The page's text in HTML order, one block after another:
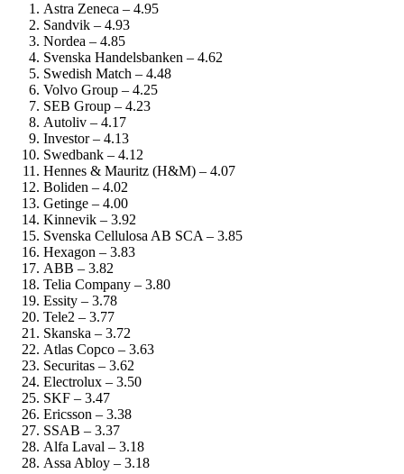
Astra Zeneca – 4.95
Sandvik – 4.93
Nordea – 4.85
Svenska Handelsbanken – 4.62
Swedish Match – 4.48
Volvo Group – 4.25
SEB Group – 4.23
Autoliv – 4.17
Investor – 4.13
Swedbank – 4.12
Hennes & Mauritz (H&M) – 4.07
Boliden – 4.02
Getinge – 4.00
Kinnevik – 3.92
Svenska Cellulosa AB SCA – 3.85
Hexagon – 3.83
ABB – 3.82
Telia Company – 3.80
Essity – 3.78
Tele2 – 3.77
Skanska – 3.72
Atlas Copco – 3.63
Securitas – 3.62
Electrolux – 3.50
SKF – 3.47
Ericsson – 3.38
SSAB – 3.37
Alfa Laval – 3.18
Assa Abloy – 3.18